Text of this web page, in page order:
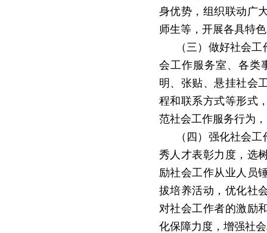
身优势，组织联动广
师生等，开展各具特
（三）做好社会
会工作服务室、各类
明、张贴、悬挂社会
程和联系方式等形式
范社会工作服务行为
（四）强化社会
秀人才表彰力度，选
励社会工作从业人员
拔培养活动，优化社
对社会工作者的激励
化保障力度，增强社